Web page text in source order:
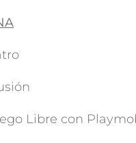
Libre con